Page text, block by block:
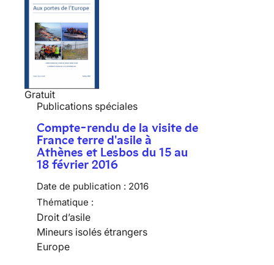
Gratuit
Publications spéciales
Compte-rendu de la visite de
France terre d'asile à
Athènes et Lesbos du 15 au
18 février 2016
Date de publication : 2016
Thématique :
Droit d’asile
Mineurs isolés étrangers
Europe